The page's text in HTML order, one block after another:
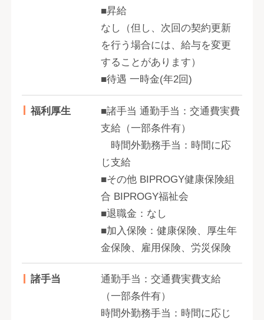
■昇給
なし（但し、次回の契約更新
を行う場合には、給与を変更
することがあります）
■待遇 一時金(年2回)
福利厚生
■諸手当 通勤手当：交通費実費
支給（一部条件有）
時間外勤務手当：時間に応
じ支給
■その他 BIPROGY健康保険組
合 BIPROGY福祉会
■退職金：なし
■加入保険：健康保険、厚生年
金保険、雇用保険、労災保険
諸手当
通勤手当：交通費実費支給
（一部条件有）
時間外勤務手当：時間に応じ